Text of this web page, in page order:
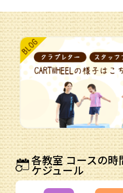
各教室 コースの
ケジュール